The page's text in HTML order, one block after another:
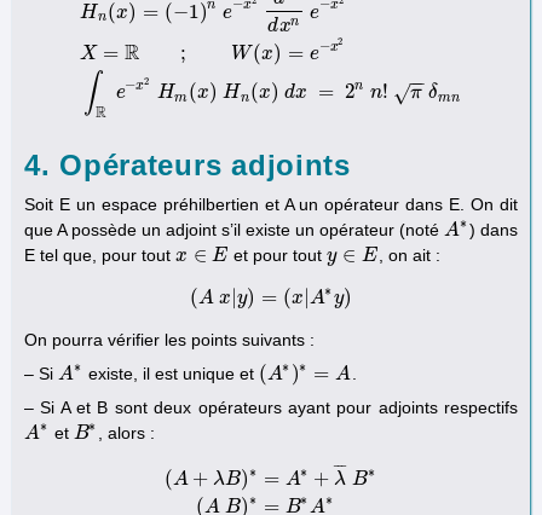
Hn (x) = (−1)n e−x
dxn e−x
X = R ; W(x) = e−x2
∫R
e−x2
Hm(x) Hn (x) dx = 2n n! π
−
−
√ δmn
Hn (x) (− e− ndxn e− x2 X=R
4. Opérateurs adjoints
Soit E un espace préhilbertien et A un opérateur dans E. On dit
que A possède un adjoint s’il existe un opérateur (noté A∗
A∗) dans
E tel que, pour tout x ∈ E
x∈E et pour touty ∈ E
y∈E , on ait :
(A x|y) = (x|A∗ y)
( A x|y =( x|A∗y)
On pourra vérifier les points suivants :
– Si A∗
A∗ existe, il est unique et (A∗ )∗ = A
(A∗ )∗ =A
– Si A et B sont deux opérateurs ayant pour adjoints respectifs
A∗
A∗ et B∗
B∗ , alors :
(A + λB) ∗
(A B) ∗
= A∗ + λ
¯¯
¯
B∗
= B∗ A∗
A+λ B ∗= A ¯ B ( A B)∗